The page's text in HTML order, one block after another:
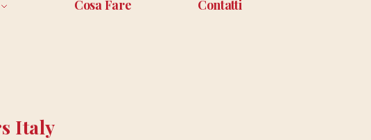
Cosa Fare Contatti
Italy